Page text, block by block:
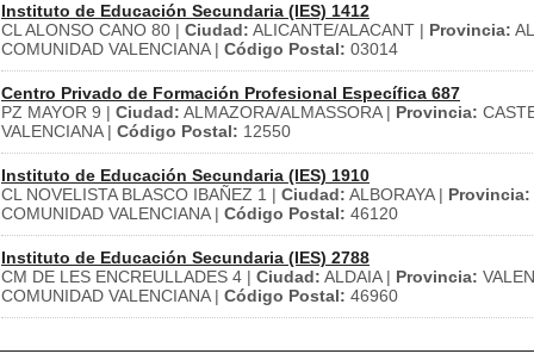
Instituto de Educación Secundaria (IES) 1412
CL ALONSO CANO 80 | Ciudad: ALICANTE/ALACANT | Provincia:
COMUNIDAD VALENCIANA | Código Postal: 03014
Centro Privado de Formación Profesional Específica 687
PZ MAYOR 9 | Ciudad: ALMAZORA/ALMASSORA | Provincia:
VALENCIANA | Código Postal: 12550
Instituto de Educación Secundaria (IES) 1910
CL NOVELISTA BLASCO IBAÑEZ 1 | Ciudad: ALBORAYA | Provincia:
COMUNIDAD VALENCIANA | Código Postal: 46120
Instituto de Educación Secundaria (IES) 2788
CM DE LES ENCREULLADES 4 | Ciudad: ALDAIA | Provincia:
COMUNIDAD VALENCIANA | Código Postal: 46960